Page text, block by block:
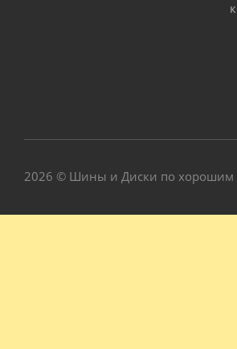
2026 © Шины и Диски по хорошим